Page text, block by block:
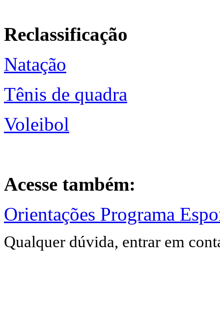
Reclassificação
Natação
Tênis de quadra
Voleibol
Acesse também:
Orientações Programa
Qualquer dúvida, entrar em